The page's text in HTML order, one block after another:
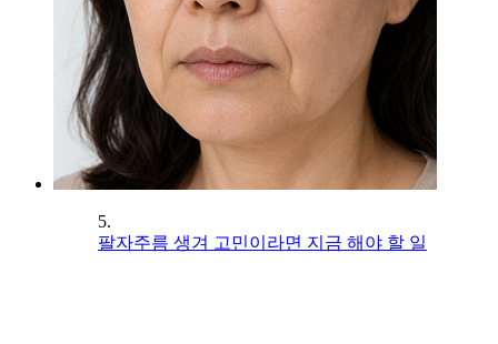
5.
팔자주름 생겨 고민이라면 지금 해야 할 일